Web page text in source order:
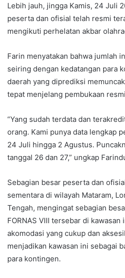
Lebih jauh, jingga Kamis, 24 Juli
peserta dan ofisial telah resmi
mengikuti perhelatan akbar
Farin menyatakan bahwa jumlah
seiring dengan kedatangan para
daerah yang diprediksi
tepat menjelang pembukaan
“Yang sudah terdata dan
orang. Kami punya data lengkap
24 Juli hingga 2 Agustus.
tanggal 26 dan 27,” ungkap
Sebagian besar peserta dan
sementara di wilayah Mataram,
Tengah, mengingat sebagian
FORNAS VIII tersebar di kawasan
akomodasi yang cukup dan
menjadikan kawasan ini sebagai
para kontingen.